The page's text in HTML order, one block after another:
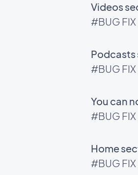
Videos
#BUG FIX
Podcasts
#BUG FIX
You can
#BUG FIX
Home
#BUG FIX